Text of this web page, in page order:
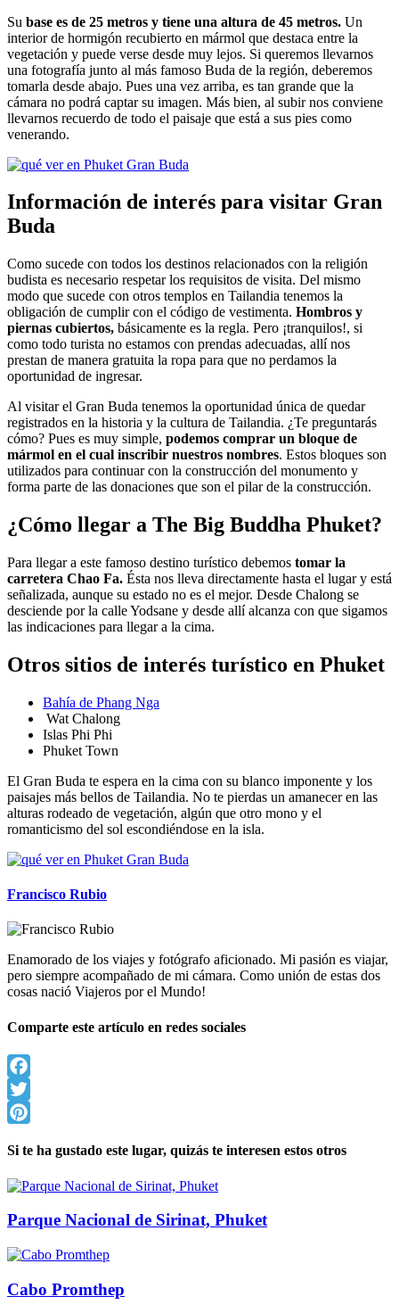
Su base es de 25 metros y tiene una altura de 45 metros. Un
interior de hormigón recubierto en mármol que destaca entre la
vegetación y puede verse desde muy lejos. Si queremos llevarnos
una fotografía junto al más famoso Buda de la región, deberemos
tomarla desde abajo. Pues una vez arriba, es tan grande que la
cámara no podrá captar su imagen. Más bien, al subir nos conviene
llevarnos recuerdo de todo el paisaje que está a sus pies como
venerando.
Información de interés para visitar Gran
Buda
Como sucede con todos los destinos relacionados con la religión
budista es necesario respetar los requisitos de visita. Del mismo
modo que sucede con otros templos en Tailandia tenemos la
obligación de cumplir con el código de vestimenta. Hombros y
piernas cubiertos, básicamente es la regla. Pero ¡tranquilos!, si
como todo turista no estamos con prendas adecuadas, allí nos
prestan de manera gratuita la ropa para que no perdamos la
oportunidad de ingresar.
Al visitar el Gran Buda tenemos la oportunidad única de quedar
registrados en la historia y la cultura de Tailandia. ¿Te preguntarás
cómo? Pues es muy simple, podemos comprar un bloque de
mármol en el cual inscribir nuestros nombres. Estos bloques son
utilizados para continuar con la construcción del monumento y
forma parte de las donaciones que son el pilar de la construcción.
¿Cómo llegar a The Big Buddha Phuket?
Para llegar a este famoso destino turístico debemos tomar la
carretera Chao Fa. Ésta nos lleva directamente hasta el lugar y está
señalizada, aunque su estado no es el mejor. Desde Chalong se
desciende por la calle Yodsane y desde allí alcanza con que sigamos
las indicaciones para llegar a la cima.
Otros sitios de interés turístico en Phuket
Bahía de Phang Nga
Wat Chalong
Islas Phi Phi
Phuket Town
El Gran Buda te espera en la cima con su blanco imponente y los
paisajes más bellos de Tailandia. No te pierdas un amanecer en las
alturas rodeado de vegetación, algún que otro mono y el
romanticismo del sol escondiéndose en la isla.
Francisco Rubio
Enamorado de los viajes y fotógrafo aficionado. Mi pasión es viajar,
pero siempre acompañado de mi cámara. Como unión de estas dos
cosas nació Viajeros por el Mundo!
Comparte este artículo en redes sociales
Facebook
Twitter
Si te ha gustado este lugar, quizás te interesen estos otros
Parque Nacional de Sirinat, Phuket
Cabo Promthep